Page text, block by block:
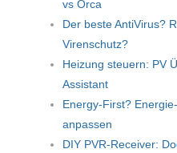
vs Orca
Der beste AntiVirus?
Virenschutz?
Heizung steuern: PV
Assistant
Energy-First?
anpassen
DIY PVR-Receiver: